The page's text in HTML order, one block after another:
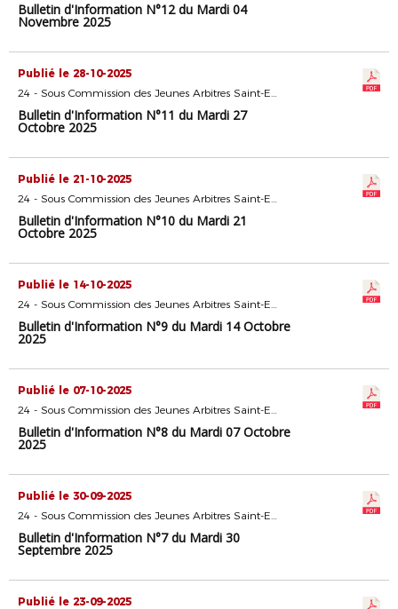
Bulletin d'Information N°12 du Mardi 04
Novembre 2025
Publié le 28-10-2025
24 - Sous Commission des Jeunes Arbitres Saint-Etienne
Bulletin d'Information N°11 du Mardi 27
Octobre 2025
Publié le 21-10-2025
24 - Sous Commission des Jeunes Arbitres Saint-Etienne
Bulletin d'Information N°10 du Mardi 21
Octobre 2025
Publié le 14-10-2025
24 - Sous Commission des Jeunes Arbitres Saint-Etienne
Bulletin d'Information N°9 du Mardi 14 Octobre
2025
Publié le 07-10-2025
24 - Sous Commission des Jeunes Arbitres Saint-Etienne
Bulletin d'Information N°8 du Mardi 07 Octobre
2025
Publié le 30-09-2025
24 - Sous Commission des Jeunes Arbitres Saint-Etienne
Bulletin d'Information N°7 du Mardi 30
Septembre 2025
Publié le 23-09-2025